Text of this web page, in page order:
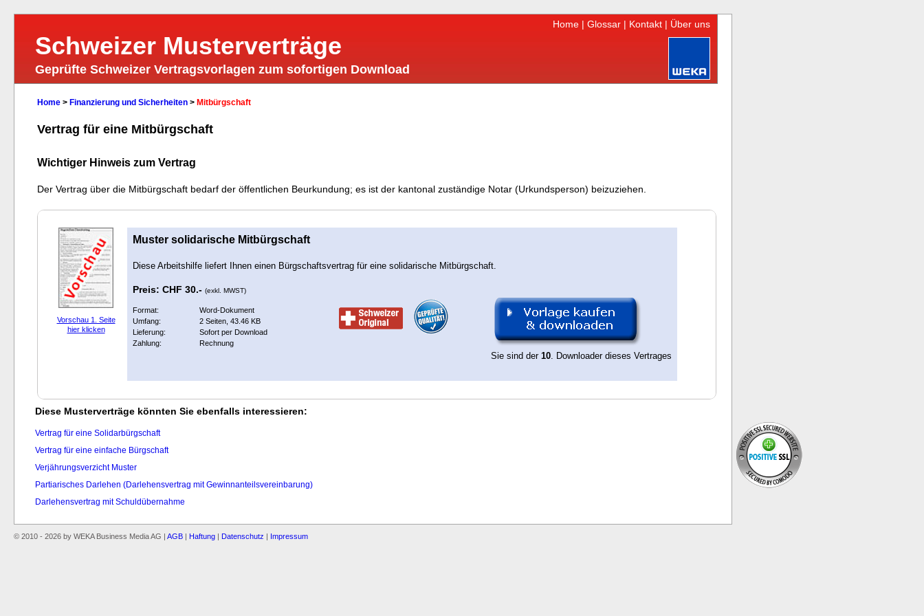
Home | Glossar | Kontakt | Über uns
Schweizer Musterverträge
Geprüfte Schweizer Vertragsvorlagen zum sofortigen Download
Home > Finanzierung und Sicherheiten > Mitbürgschaft
Vertrag für eine Mitbürgschaft
Wichtiger Hinweis zum Vertrag
Der Vertrag über die Mitbürgschaft bedarf der öffentlichen Beurkundung; es ist der kantonal zuständige Notar (Urkundsperson) beizuziehen.
Vorschau 1. Seite
hier klicken
Muster solidarische Mitbürgschaft
Diese Arbeitshilfe liefert Ihnen einen Bürgschaftsvertrag für eine solidarische Mitbürgschaft.
Preis: CHF 30.- (exkl. MWST)
Format:
Word-Dokument
Umfang:
2 Seiten, 43.46 KB
Lieferung:
Sofort per Download
Zahlung:
Rechnung
Sie sind der 10 . Downloader dieses Vertrages
Diese Musterverträge könnten Sie ebenfalls interessieren:
Vertrag für eine Solidarbürgschaft
Vertrag für eine einfache Bürgschaft
Verjährungsverzicht Muster
Partiarisches Darlehen (Darlehensvertrag mit Gewinnanteilsvereinbarung)
Darlehensvertrag mit Schuldübernahme
© 2010 - 2026 by WEKA Business Media AG | AGB | Haftung | Datenschutz | Impressum